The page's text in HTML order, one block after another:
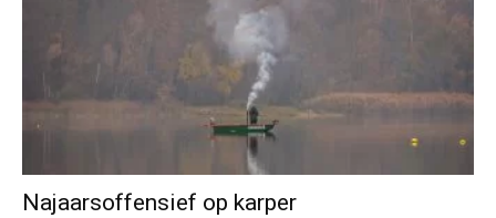
Najaarsoffensief op karper